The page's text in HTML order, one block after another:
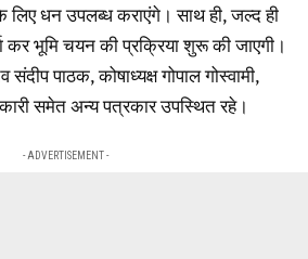
लिए धन उपलब्ध कराएंगे। साथ ही, जल्द ही
भूमि चयन की प्रक्रिया शुरू की जाएगी।
पाठक, कोषाध्यक्ष गोपाल गोस्वामी,
समेत अन्य पत्रकार उपस्थित रहे।
- ADVERTISEMENT -